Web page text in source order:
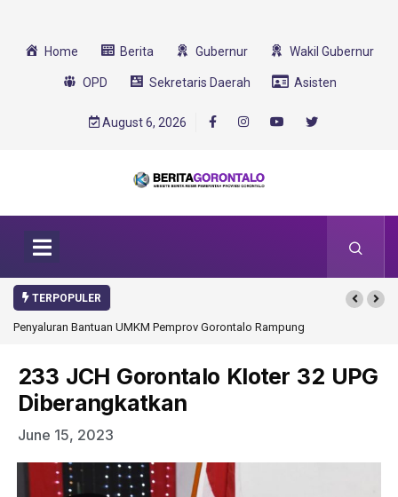
Home Berita Gubernur Wakil Gubernur
OPD Sekretaris Daerah Asisten
August 6, 2026
TERPOPULER
Penyaluran Bantuan UMKM Pemprov Gorontalo Rampung
233 JCH Gorontalo Kloter 32 UPG
Diberangkatkan
June 15, 2023